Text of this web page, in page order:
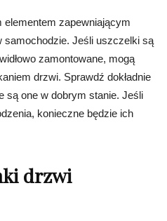
zapewniającym
samochodzie. Jeśli uszczelki są
zamontowane, mogą
drzwi. Sprawdź dokładnie
są one w dobrym stanie. Jeśli
konieczne będzie ich
drzwi